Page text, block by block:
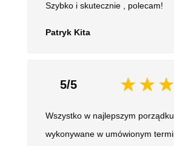
Szybko i skutecznie , polecam!
Patryk Kita
5/5
Wszystko w najlepszym
wykonywane w umówionym